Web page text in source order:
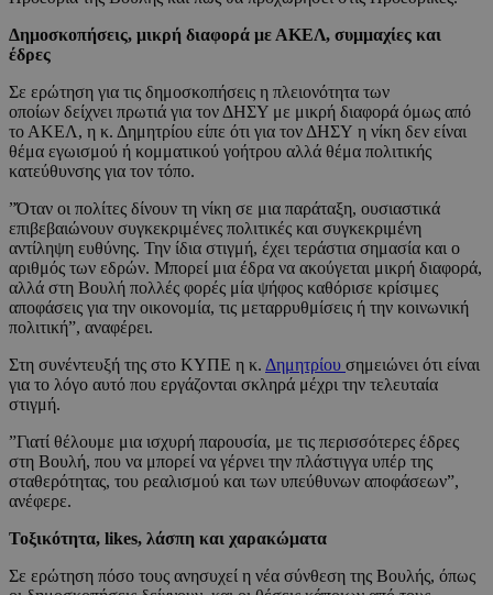
Δημοσκοπήσεις, μικρή διαφορά με ΑΚΕΛ, συμμαχίες και
έδρες
Σε ερώτηση για τις δημοσκοπήσεις η πλειονότητα των
οποίων δείχνει πρωτιά για τον ΔΗΣΥ με μικρή διαφορά όμως από
το ΑΚΕΛ, η κ. Δημητρίου είπε ότι για τον ΔΗΣΥ η νίκη δεν είναι
θέμα εγωισμού ή κομματικού γοήτρου αλλά θέμα πολιτικής
κατεύθυνσης για τον τόπο.
”Όταν οι πολίτες δίνουν τη νίκη σε μια παράταξη, ουσιαστικά
επιβεβαιώνουν συγκεκριμένες πολιτικές και συγκεκριμένη
αντίληψη ευθύνης. Την ίδια στιγμή, έχει τεράστια σημασία και ο
αριθμός των εδρών. Μπορεί μια έδρα να ακούγεται μικρή διαφορά,
αλλά στη Βουλή πολλές φορές μία ψήφος καθόρισε κρίσιμες
αποφάσεις για την οικονομία, τις μεταρρυθμίσεις ή την κοινωνική
πολιτική”, αναφέρει.
Στη συνέντευξή της στο ΚΥΠΕ η κ. Δημητρίου σημειώνει ότι είναι
για το λόγο αυτό που εργάζονται σκληρά μέχρι την τελευταία
στιγμή.
”Γιατί θέλουμε μια ισχυρή παρουσία, με τις περισσότερες έδρες
στη Βουλή, που να μπορεί να γέρνει την πλάστιγγα υπέρ της
σταθερότητας, του ρεαλισμού και των υπεύθυνων αποφάσεων”,
ανέφερε.
Τοξικότητα, likes, λάσπη και χαρακώματα
Σε ερώτηση πόσο τους ανησυχεί η νέα σύνθεση της Βουλής, όπως